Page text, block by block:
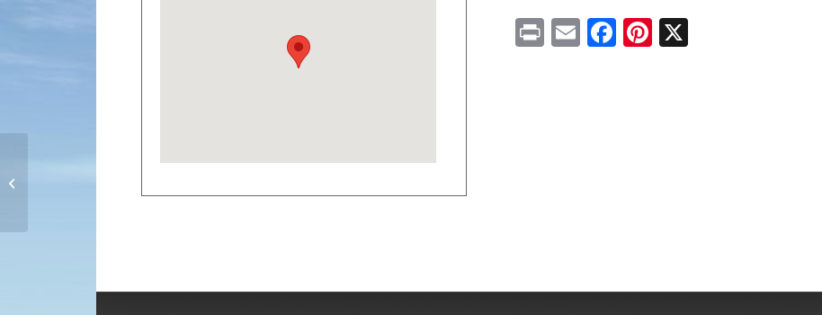
PrintEmailFacebook
Pinterest
Ενημερωτική διάλεξη «Μην Παίζεις